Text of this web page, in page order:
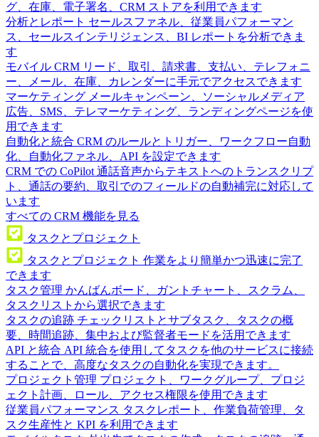
グ、在庫、電子署名、CRM ストアを利用できます
分析とレポート セールスファネル、従業員パフォーマン
ス、セールスインテリジェンス、BI レポートを分析できま
す
モバイル CRM リード、取引、請求書、支払い、テレフォニ
ー、メール、在庫、カレンダーに手元でアクセスできます
マーケティング メールキャンペーン、ソーシャルメディア
広告、SMS、テレマーケティング、ランディングページを使
用できます
自動化と統合 CRM のルールとトリガー、ワークフロー自動
化、自動化ファネル、API を設定できます
CRM での CoPilot 通話音声からテキストへのトランスクリプ
ト、通話の要約、取引でのフィールドの自動補完に対応して
います
すべての CRM 機能を見る
タスクとプロジェクト
タスクとプロジェクト 作業をより簡単かつ迅速に完了
できます
タスク管理 かんばんボード、ガントチャート、スクラム、
タスクリストから選択できます
タスクの追跡 チェックリストとサブタスク、タスクの概
要、時間追跡、集中および監督者モードを活用できます
API と統合 API 統合を使用してタスクを他のサービスに接続
することで、高度なタスクの自動化を実現できます。
プロジェクト管理 プロジェクト、ワークグループ、プロジ
ェクト計画、ロール、アクセス権限を使用できます
従業員パフォーマンス タスクレポート、作業負荷管理、タ
スク生産性と KPI を利用できます